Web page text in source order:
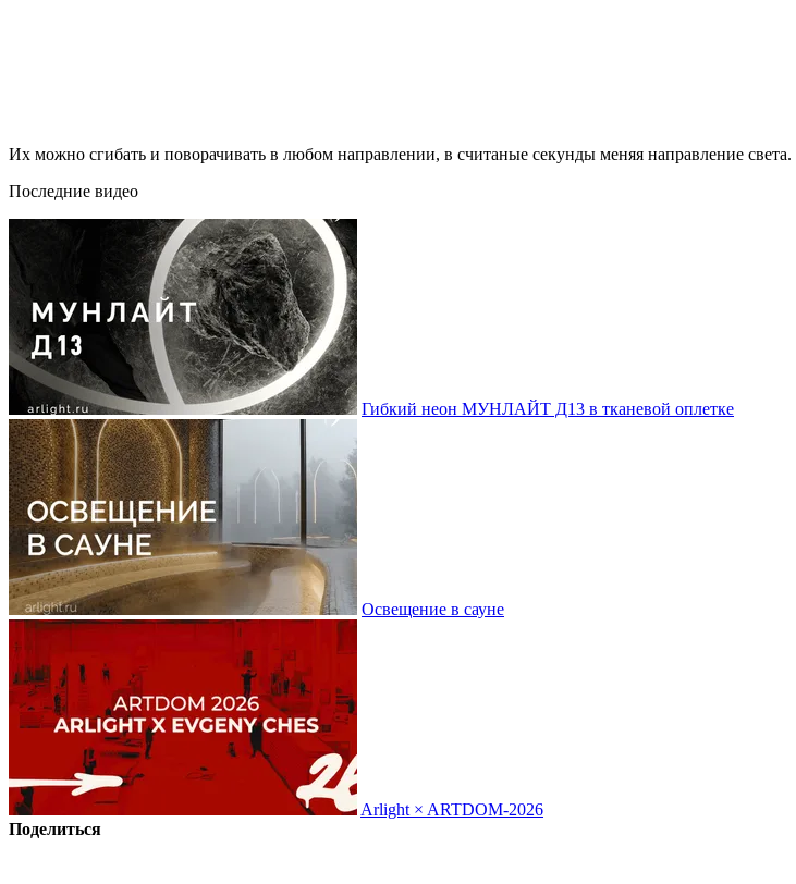
Их можно сгибать и поворачивать в любом направлении, в считаные секунды меняя направление света.
Последние видео
Гибкий неон МУНЛАЙТ Д13 в тканевой оплетке
Освещение в сауне
Arlight × ARTDOM-2026
Поделиться